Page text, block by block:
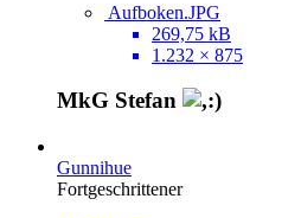
Aufboken.JPG
269,75 kB
1.232 × 875
MkG Stefan
Gunnihue
Fortgeschrittener